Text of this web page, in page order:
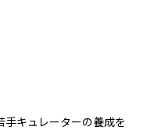
手キュレーターの養成を